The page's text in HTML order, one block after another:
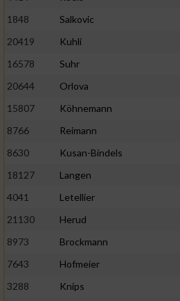
1848
Salkovic
20419
Kuhli
16578
Suhr
20644
Orlova
15807
Köhnemann
8766
Reimann
8630
Kusan-Bindels
18127
Langen
4041
Letellier
21130
Herud
8973
Brockmann
7643
Hofmeier
3288
Knips